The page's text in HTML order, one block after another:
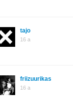
tajo
16 a
friizuurikas
16 a